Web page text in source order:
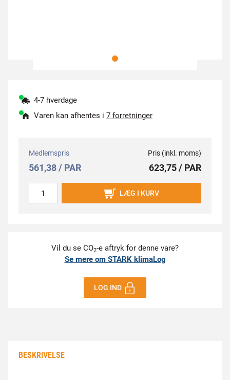
4-7 hverdage
Varen kan afhentes i 7 forretninger
Medlemspris
561,38 / PAR
Pris (inkl. moms)
623,75 / PAR
LÆG I KURV
Vil du se CO2-e aftryk for denne vare?
Se mere om STARK klimaLog
LOG IND
BESKRIVELSE